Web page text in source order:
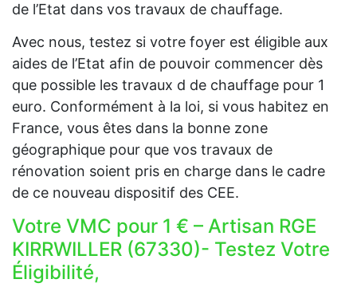
de l’Etat dans vos travaux de chauffage.
Avec nous, testez si votre foyer est éligible aux
aides de l’Etat afin de pouvoir commencer dès
que possible les travaux d de chauffage pour 1
euro. Conformément à la loi, si vous habitez en
France, vous êtes dans la bonne zone
géographique pour que vos travaux de
rénovation soient pris en charge dans le cadre
de ce nouveau dispositif des CEE.
Votre VMC pour 1 € – Artisan RGE
KIRRWILLER (67330)- Testez Votre
Éligibilité,